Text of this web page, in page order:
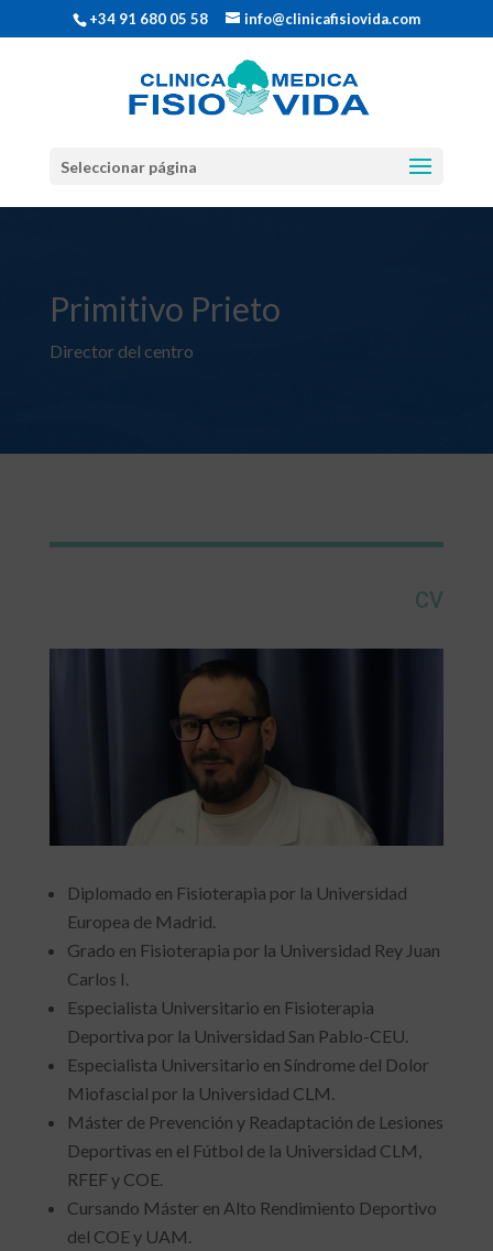
+34 91 680 05 58 info@clinicafisiovida.com
Seleccionar página
Primitivo Prieto
Director del centro
CV
Diplomado en Fisioterapia por la Universidad
Europea de Madrid.
Grado en Fisioterapia por la Universidad Rey Juan
Carlos I.
Especialista Universitario en Fisioterapia
Deportiva por la Universidad San Pablo-CEU.
Especialista Universitario en Síndrome del Dolor
Miofascial por la Universidad CLM.
Máster de Prevención y Readaptación de Lesiones
Deportivas en el Fútbol de la Universidad CLM,
RFEF y COE.
Cursando Máster en Alto Rendimiento Deportivo
del COE y UAM.